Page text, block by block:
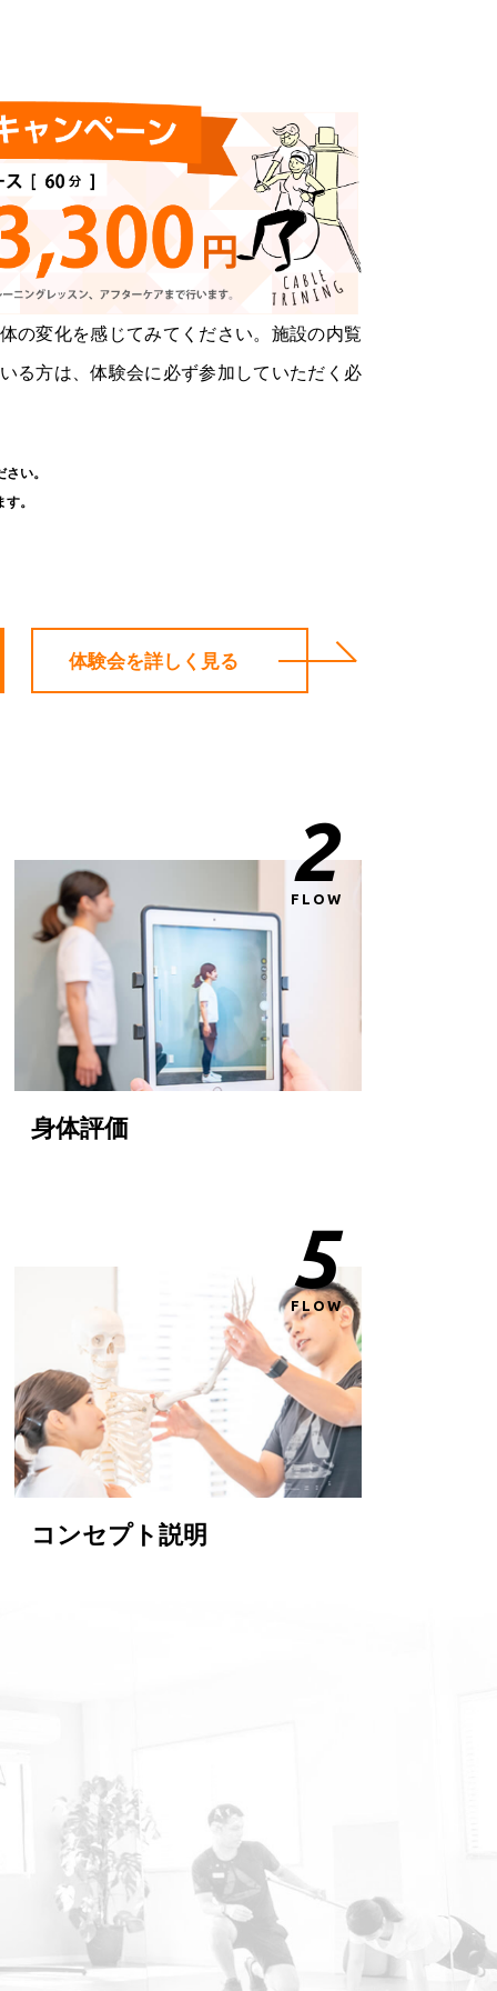
の変化を感じてみてください。施設の内覧
る方は、体験会に必ず参加していただく必
い。
。
体験会を詳しく見る
2
FLOW
身体評価
5
FLOW
コンセプト説明